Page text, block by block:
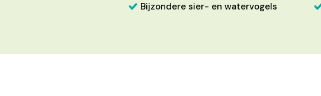
Bijzondere sier- en watervogels